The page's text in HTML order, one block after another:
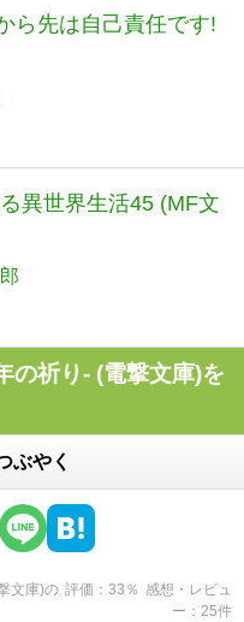
ら先は自己責任です!
異世界生活45 (MF文
の祈り‐ (電撃文庫)を
ぶやく
文庫)の 評価 33 ％ 感想・レビュ
ー
25件